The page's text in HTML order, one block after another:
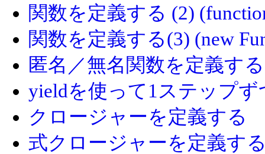
関数を定義する (2)
関数を定義する(3) (new
匿名／無名関数を定義す
yieldを使って1ステップず
クロージャーを定義する
式クロージャーを定義す